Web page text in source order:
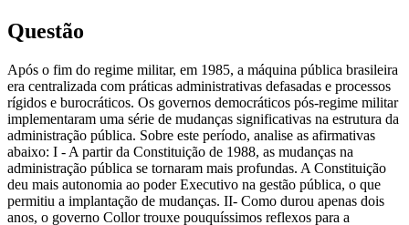
Questão
Após o fim do regime militar, em 1985, a máquina pública brasileira
era centralizada com práticas administrativas defasadas e processos
rígidos e burocráticos. Os governos democráticos pós-regime militar
implementaram uma série de mudanças significativas na estrutura da
administração pública. Sobre este período, analise as afirmativas
abaixo: I - A partir da Constituição de 1988, as mudanças na
administração pública se tornaram mais profundas. A Constituição
deu mais autonomia ao poder Executivo na gestão pública, o que
permitiu a implantação de mudanças. II- Como durou apenas dois
anos, o governo Collor trouxe pouquíssimos reflexos para a